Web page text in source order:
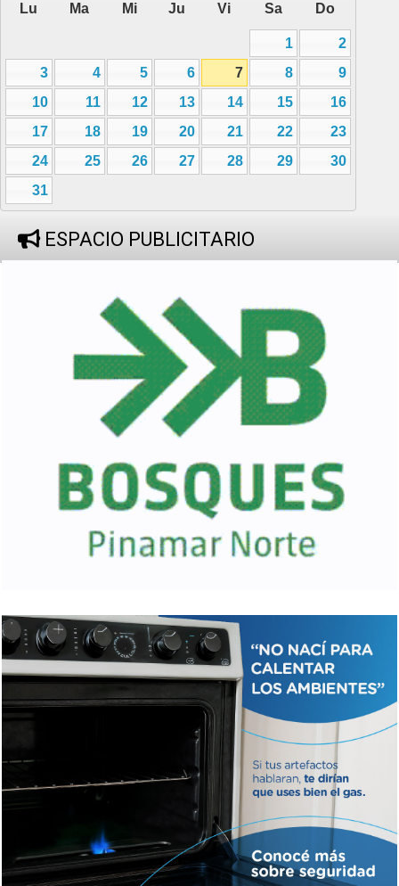
Lu Ma Mi Ju Vi Sa Do
1
2
3
4 5 6 7 8
9
10
11 12 13 14 15
16
17
18 19 20 21 22
23
24
25 26 27 28 29
30
31
ESPACIO PUBLICITARIO